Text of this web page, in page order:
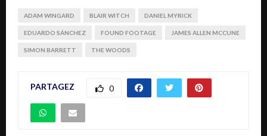
ADAM WINGARD BLAIR WITCH DANIEL MYRICK
EDUARDO SÁNCHEZ FOUND FOOTAGE JAMES ALLEN MCCUNE
SIMON BARRETT THE WOODS
PARTAGEZ 0